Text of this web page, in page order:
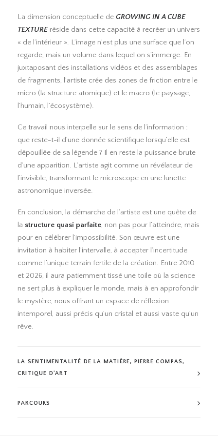
La dimension conceptuelle de GROWING IN A CUBE
TEXTURE réside dans cette capacité à recréer un univers
« de l’intérieur ». L’image n’est plus une surface que l’on
regarde, mais un volume dans lequel on s’immerge. En
juxtaposant des installations vidéos et des assemblages
de fragments, l’artiste crée des zones de friction entre le
micro (la structure atomique) et le macro (le paysage,
l’humain, l’écosystème).
Ce travail nous interpelle sur le sens de l’information :
que reste-t-il d’une donnée scientifique lorsqu’elle est
dépouillée de sa légende ? Il en reste la puissance brute
d’une apparition. L’artiste agit comme un révélateur de
l’invisible, transformant le microscope en une lunette
astronomique inversée.
En conclusion, la démarche de l’artiste est une quête de
la structure quasi parfaite, non pas pour l’atteindre, mais
pour en célébrer l’impossibilité. Son œuvre est une
invitation à habiter l’intervalle, à accepter l’incertitude
comme l’unique terrain fertile de la création. Entre 2010
et 2026, il aura patiemment tissé une toile où la science
ne sert plus à expliquer le monde, mais à en approfondir
le mystère, nous offrant un espace de réflexion
intemporel, aussi précis qu’un cristal et aussi vaste qu’un
rêve.
LA SENTIMENTALITÉ DE LA MATIÈRE, PIERRE COMPAS,
CRITIQUE D'ART
PARCOURS